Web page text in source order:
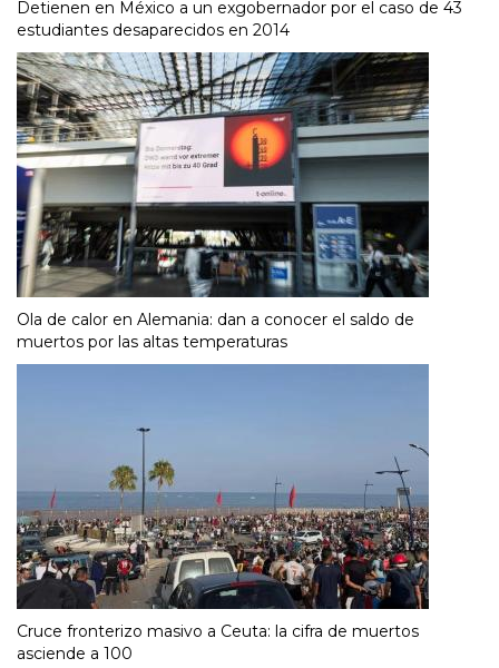
Detienen en México a un exgobernador por el caso de 43
estudiantes desaparecidos en 2014
Ola de calor en Alemania: dan a conocer el saldo de
muertos por las altas temperaturas
Cruce fronterizo masivo a Ceuta: la cifra de muertos
asciende a 100